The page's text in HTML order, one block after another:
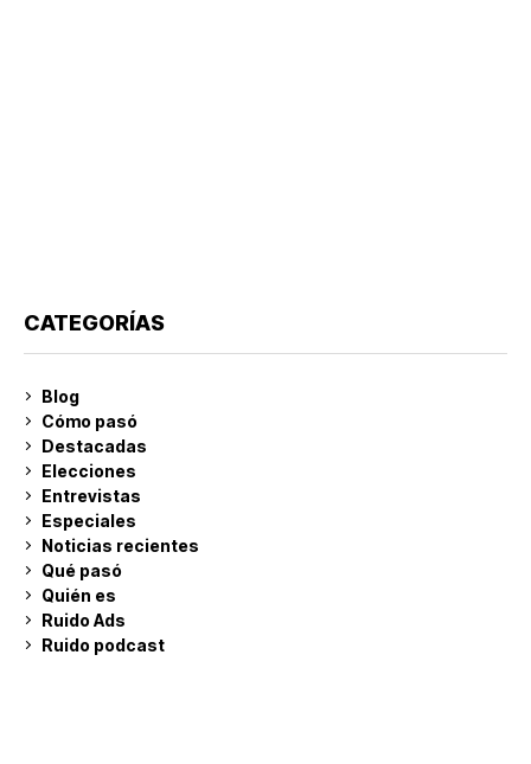
CATEGORÍAS
Blog
Cómo pasó
Destacadas
Elecciones
Entrevistas
Especiales
Noticias recientes
Qué pasó
Quién es
Ruido Ads
Ruido podcast